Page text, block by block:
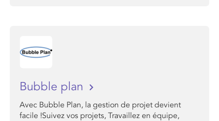
Bubble plan
Avec Bubble Plan, la gestion de projet devient
facile !Suivez vos projets, Travaillez en équipe,